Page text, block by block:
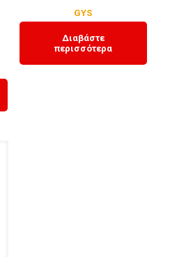
GYS
Διαβάστε
περισσότερα